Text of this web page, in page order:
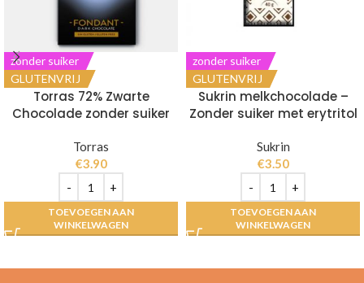
zonder suiker
GLUTENVRIJ
Torras 72% Zwarte
Chocolade zonder suiker
Torras
€3.90
TOEVOEGEN AAN
WINKELWAGEN
zonder suiker
GLUTENVRIJ
Sukrin melkchocolade –
Zonder suiker met erytritol
Sukrin
€3.50
TOEVOEGEN AAN
WINKELWAGEN